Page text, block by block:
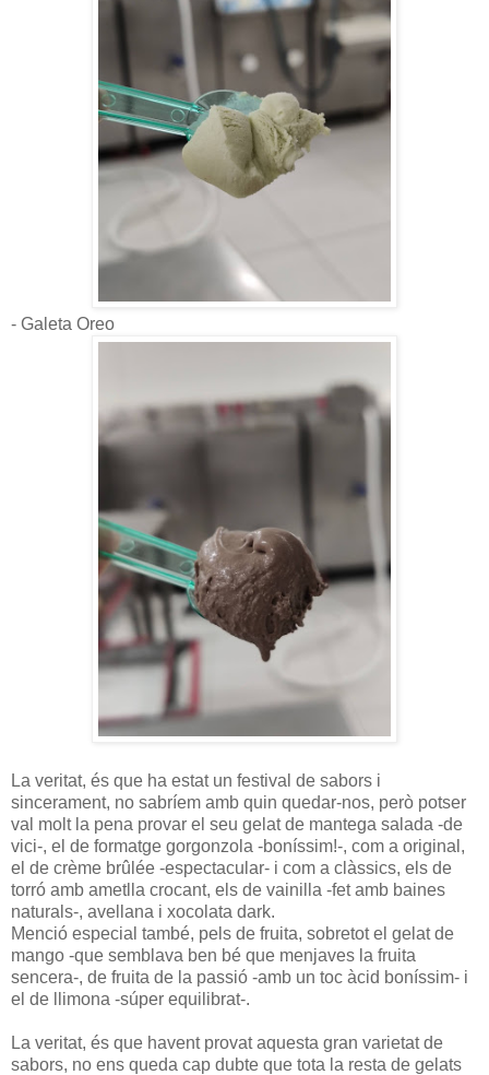
- Galeta Oreo
La veritat, és que ha estat un festival de sabors i
sincerament, no sabríem amb quin quedar-nos, però potser
val molt la pena provar el seu gelat de mantega salada -de
vici-, el de formatge gorgonzola -boníssim!-, com a original,
el de crème brûlée -espectacular- i com a clàssics, els de
torró amb ametlla crocant, els de vainilla -fet amb baines
naturals-, avellana i xocolata dark.
Menció especial també, pels de fruita, sobretot el gelat de
mango -que semblava ben bé que menjaves la fruita
sencera-, de fruita de la passió -amb un toc àcid boníssim- i
el de llimona -súper equilibrat-.
La veritat, és que havent provat aquesta gran varietat de
sabors, no ens queda cap dubte que tota la resta de gelats